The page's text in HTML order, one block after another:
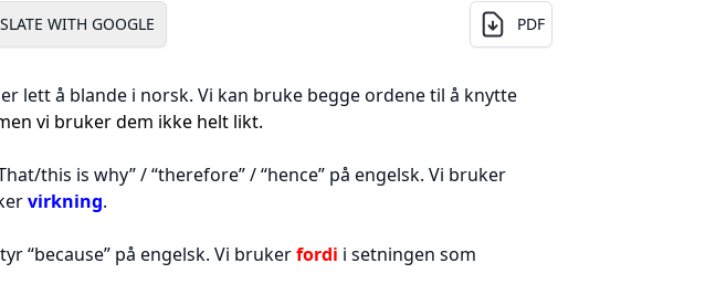
PDF
lett å blande i norsk. Vi kan bruke begge ordene til å knytte
vi bruker dem ikke helt likt.
this is why” / “therefore” / “hence” på engelsk. Vi bruker
virkning.
“because” på engelsk. Vi brukerfordi i setningen som